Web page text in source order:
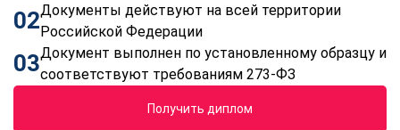
02Документы действуют на всей территории
Российской Федерации
03Документ выполнен по установленному образцу и
соответствуют требованиям 273-ФЗ
Получить диплом